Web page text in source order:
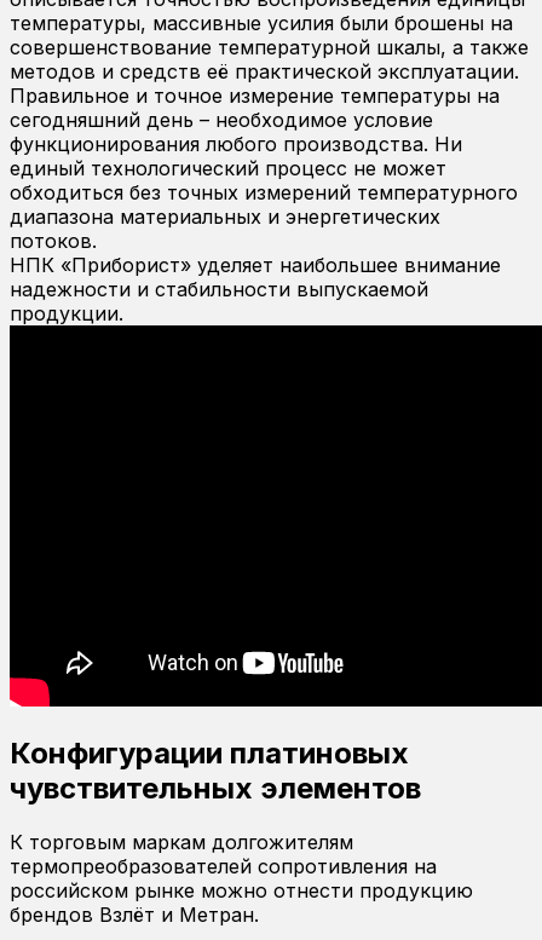
температуры, массивные усилия были брошены на
совершенствование температурной шкалы, а также
методов и средств её практической эксплуатации.
Правильное и точное измерение температуры на
сегодняшний день – необходимое условие
функционирования любого производства. Ни
единый технологический процесс не может
обходиться без точных измерений температурного
диапазона материальных и энергетических
потоков.
НПК «Приборист» уделяет наибольшее внимание
надежности и стабильности выпускаемой
продукции.
Конфигурации платиновых
чувствительных элементов
К торговым маркам долгожителям
термопреобразователей сопротивления на
российском рынке можно отнести продукцию
брендов Взлёт и Метран.